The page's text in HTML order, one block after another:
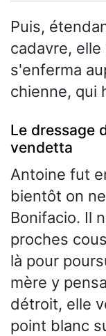
Puis,
cadavre,
s'enferma
chienne, qui
Le dressage
vendetta
Antoine fut
bientôt on
Bonifacio. Il
proches
là pour
mère y
détroit, elle
point blanc